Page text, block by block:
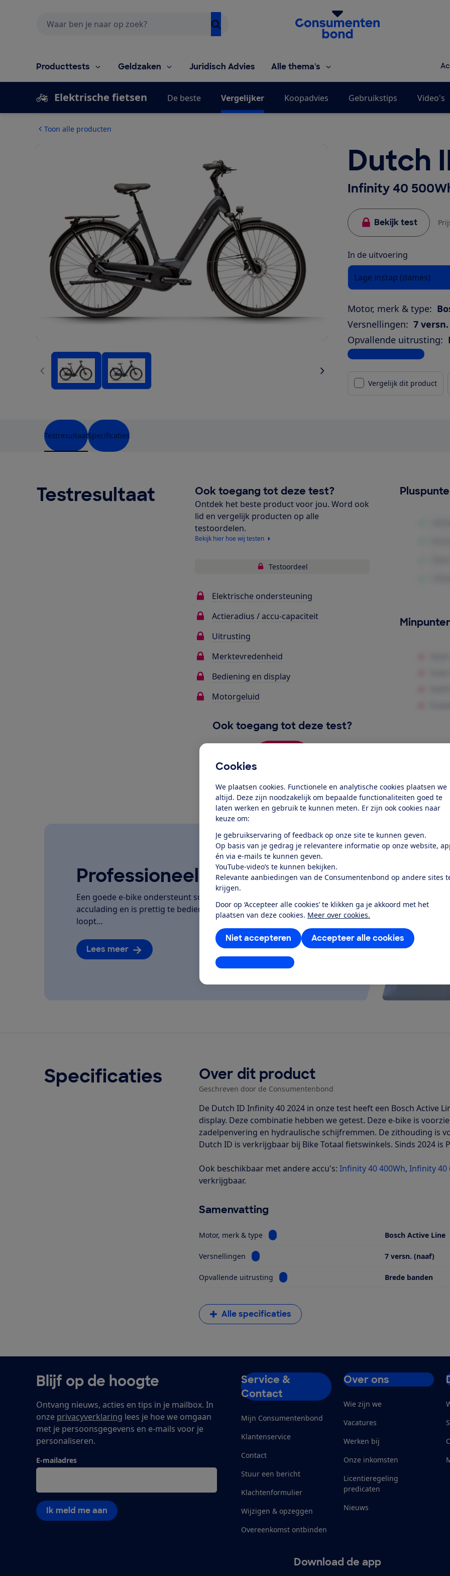
Cookies
We plaatsen cookies. Functionele en analytische cookies plaatsen we
altijd. Deze zijn noodzakelijk om bepaalde functionaliteiten goed te
laten werken en gebruik te kunnen meten. Er zijn ook cookies naar
keuze om:
Je gebruikservaring of feedback op onze site te kunnen geven.
Op basis van je gedrag je relevantere informatie op onze website,
én via e-mails te kunnen geven.
YouTube-video’s te kunnen bekijken.
Relevante aanbiedingen van de Consumentenbond op andere sites
krijgen.
Door op ‘Accepteer alle cookies’ te klikken ga je akkoord met het
plaatsen van deze cookies. Meer over cookies.
Accepteer alle cookies
Niet accepteren
Instellingen aanpassen
Homepage van de Consumentenbond
Producttests Geldzaken Juridisch Advies Alle thema's
Elektrische fietsen De beste Vergelijker Koopadvies Gebruikstips Video's
Toon alle producten
Dutch
Infinity 40
Bekijk test
In de uitvoering
Lage instap (dames)
Motor, merk & type:
Versnellingen: 7
Opvallende uitrusting:
Bekijk alle specificaties
Vergelijk dit product
TestresultaatSpecificaties
Testresultaat Ook toegang tot deze test?
Ontdek het beste product voor jou. Word ook
lid en vergelijk producten op alle
testoordelen.
Bekijk hier hoe wij testen
Testoordeel
Elektrische ondersteuning
Actieradius / accu-capaciteit
Uitrusting
Merktevredenheid
Bediening en display
Motorgeluid
Ook toegang tot deze test?
Al lid? Log in
Professioneel getest
Een goede e-bike ondersteunt soepel, laat je ver fietsen op een
acculading en is prettig te bedienen. We kijken of de e-bike op rolletjes
loopt…
Lees meer
Specificaties Over dit product
Geschreven door de Consumentenbond
De Dutch ID Infinity 40 2024 in onze test heeft een Bosch Active
display. Deze combinatie hebben we getest. Deze e-bike is
zadelpenvering en hydraulische schijfremmen. De zithouding is
Dutch ID is verkrijgbaar bij Bike Totaal fietswinkels. Sinds 2024 is
Ook beschikbaar met andere accu's: Infinity 40 400Wh, Infinity 40
verkrijgbaar.
Samenvatting
Motor, merk & type Bekijk informatie voor Motor, merk & typeBosch Active Line
Versnellingen Bekijk informatie voor Versnellingen 7 versn. (naaf)
Opvallende uitrusting Bekijk informatie voor Opvallende uitrusting
Brede banden
Alle specificaties
Blijf op de hoogte
Ontvang nieuws, acties en tips in je mailbox. In
onze privacyverklaring lees je hoe we omgaan
met je persoonsgegevens en e-mails voor je
personaliseren.
E-mailadres
Ik meld me aan
Service &
Contact
Mijn Consumentenbond
Klantenservice
Contact
Stuur een bericht
Klachtenformulier
Wijzigen & opzeggen
Overeenkomst ontbinden
Over ons
Wie zijn we
Vacatures
Werken bij
Onze inkomsten
Licentieregeling
predicaten
Nieuws
Download de app